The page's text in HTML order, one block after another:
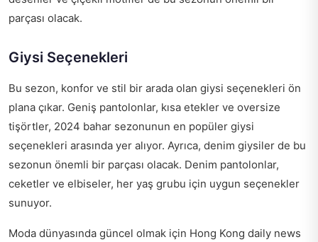
parçası olacak.
Giysi Seçenekleri
Bu sezon, konfor ve stil bir arada olan giysi seçenekleri ön
plana çıkar. Geniş pantolonlar, kısa etekler ve oversize
tişörtler, 2024 bahar sezonunun en popüler giysi
seçenekleri arasında yer alıyor. Ayrıca, denim giysiler de bu
sezonun önemli bir parçası olacak. Denim pantolonlar,
ceketler ve elbiseler, her yaş grubu için uygun seçenekler
sunuyor.
Moda dünyasında güncel olmak için Hong Kong daily news